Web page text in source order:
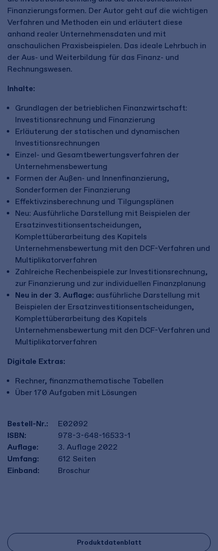
Finanzierungsformen. Der Autor geht auf die wichtigen
Verfahren und Methoden ein und erläutert diese
anhand realer Unternehmensdaten und mit
anschaulichen Praxisbeispielen. Das ideale Lehrbuch in
der Aus- und Weiterbildung für das Finanz- und
Rechnungswesen.
Inhalte:
Grundlagen der betrieblichen Finanzwirtschaft:
Investitionsrechnung und Finanzierung
Erläuterung der statischen und dynamischen
Investitionsrechnungen
Einzel- und Gesamtbewertungsverfahren der
Unternehmensbewertung
Formen der Außen- und Innenfinanzierung,
Sonderformen der Finanzierung
Effektivzinsberechnung und Tilgungsplänen
Neu: Ausführliche Darstellung mit Beispielen der
Ersatzinvestitionsentscheidungen,
Komplettüberarbeitung des Kapitels
Unternehmensbewertung mit den DCF-Verfahren und
Multiplikatorverfahren
Zahlreiche Rechenbeispiele zur Investitionsrechnung,
zur Finanzierung und zur individuellen Finanzplanung
Neu in der 3. Auflage: ausführliche Darstellung mit
Beispielen der Ersatzinvestitionsentscheidungen,
Komplettüberarbeitung des Kapitels
Unternehmensbewertung mit den DCF-Verfahren und
Multiplikatorverfahren
Digitale Extras:
Rechner, finanzmathematische Tabellen
Über 170 Aufgaben mit Lösungen
Bestell-Nr.:
E02092
ISBN:
978-3-648-16533-1
Auflage:
3. Auflage 2022
Umfang:
612 Seiten
Einband:
Broschur
Produktdatenblatt